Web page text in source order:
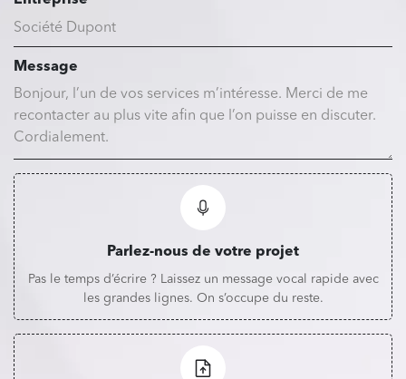
Message
Parlez-nous de votre projet
Pas le temps d’écrire ? Laissez un message vocal rapide avec
les grandes lignes. On s’occupe du reste.